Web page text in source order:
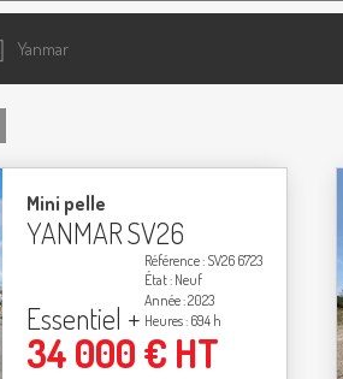
Yanmar
Mini pelle
YANMARSV26
Essentiel +
Référence SV26 6723
État Neuf
Année 2023
Heures 694 h
34 000€ HT